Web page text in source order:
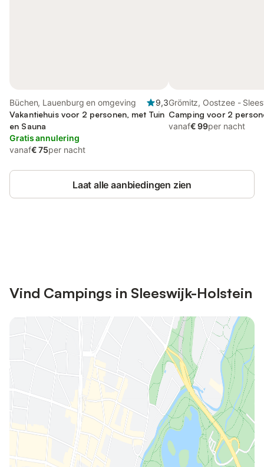
Büchen, Lauenburg en omgeving
9,3
Vakantiehuis voor 2 personen, met Tuin
en Sauna
Gratis annulering
vanaf€ 75per nacht
Grömitz, Oostzee -
Holstein
Camping voor 2
vanaf€ 99per nacht
Laat alle aanbiedingen zien
Vind Campings in Sleeswijk-Holstein